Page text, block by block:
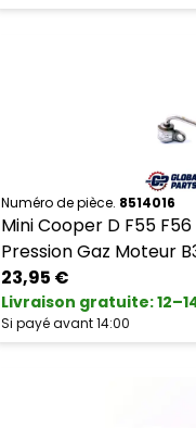
Numéro de pièce. 8514016
Mini Cooper D F55
Pression Gaz Moteur
23,95 €
Livraison gratuite:
Si payé avant 14:00